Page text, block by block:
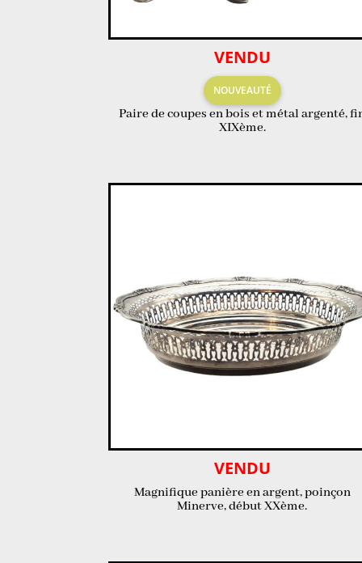
VENDU
NOUVEAUTÉ
Paire de coupes en bois et métal argenté,
XIXème.
VENDU
Magnifique panière en argent, poinçon
Minerve, début XXème.